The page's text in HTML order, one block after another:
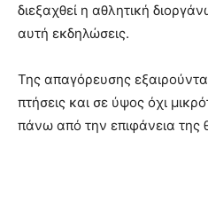
διεξαχθεί η αθλητική
αυτή εκδηλώσεις.
Της απαγόρευσης
πτήσεις και σε ύψος όχι
πάνω από την επιφάνεια της